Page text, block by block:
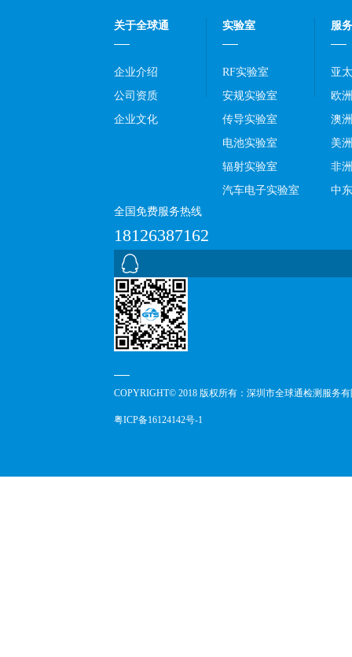
关于全球通
企业介绍
公司资质
企业文化
实验室
RF实验室
安规实验室
传导实验室
电池实验室
辐射实验室
汽车电子实验室
服
亚
欧洲
澳洲
美洲
非洲
中东
全国免费服务热线
18126387162
COPYRIGHT© 2018 版权所有：深圳市全球通检测服务
粤ICP备16124142号-1